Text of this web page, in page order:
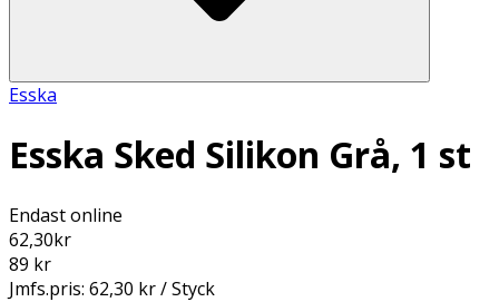
Esska
Esska Sked Silikon Grå, 1 st
Endast online
62,30kr
89 kr
Jmfs.pris: 62,30 kr / Styck